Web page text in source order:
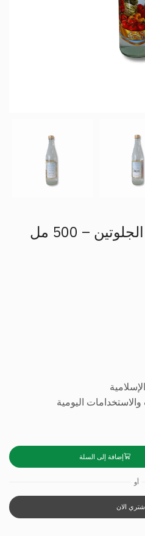
– 500 مل
اليومية
إضافة إلى السلة
أو
اشتري الان